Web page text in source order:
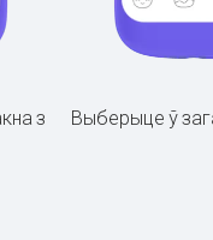
з
Выберыце ў